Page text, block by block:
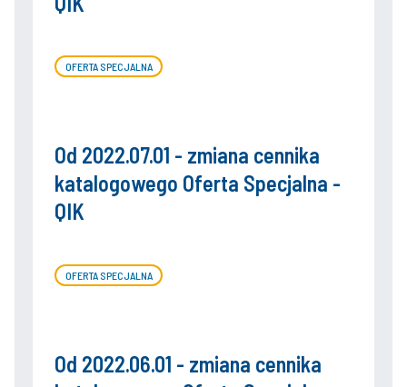
OFERTA SPECJALNA
Od 2022.07.01 - zmiana cennika
katalogowego Oferta Specjalna -
QIK
OFERTA SPECJALNA
Od 2022.06.01 - zmiana cennika